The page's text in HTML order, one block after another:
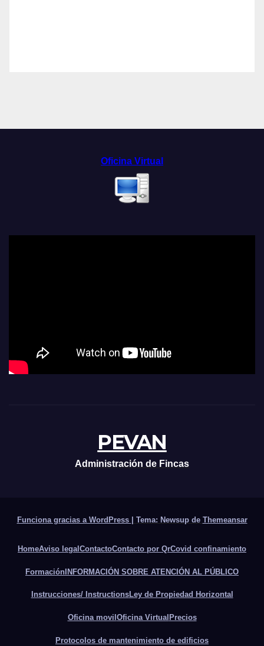
Oficina Virtual
PEVAN
Administración de Fincas
Funciona gracias a WordPress Tema: Newsup de Themeansar
HomeAviso legal ContactoContacto por QrCovid confinamiento
FormaciónINFORMACIÓN SOBRE ATENCIÓN AL PÚBLICO
Instrucciones/ InstructionsLey de Propiedad Horizontal
Oficina movil Oficina Virtual Precios
Protocolos de mantenimiento de edificios